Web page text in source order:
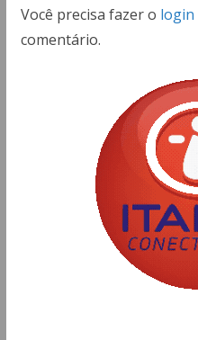
Você precisa fazer o login
comentário.